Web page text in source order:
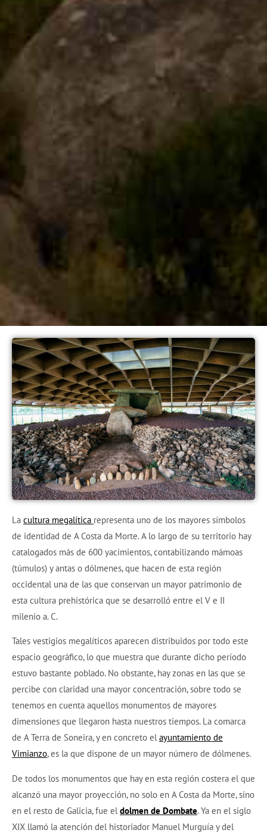
La cultura megalítica representa uno de los mayores símbolos
de identidad de A Costa da Morte. A lo largo de su territorio hay
catalogados más de 600 yacimientos, contabilizando mámoas
(túmulos) y antas o dólmenes, que hacen de esta región
occidental una de las que conservan un mayor patrimonio de
esta cultura prehistórica que se desarrolló entre el V e II
milenio a. C.
Tales vestigios megalíticos aparecen distribuidos por todo este
espacio geográfico, lo que muestra que durante dicho período
estuvo bastante poblado. No obstante, hay zonas en las que se
percibe con claridad una mayor concentración, sobre todo se
tenemos en cuenta aquellos monumentos de mayores
dimensiones que llegaron hasta nuestros tiempos. La comarca
de A Terra de Soneira, y en concreto elayuntamiento de
Vimianzo, es la que dispone de un mayor número de dólmenes.
De todos los monumentos que hay en esta región costera el que
alcanzó una mayor proyección, no solo en A Costa da Morte, sino
en el resto de Galicia, fue el dolmen de Dombate. Ya en el siglo
XIX llamó la atención del historiador Manuel Murguía y del